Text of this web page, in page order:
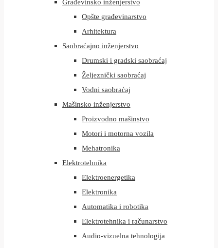
Građevinsko inženjerstvo
Opšte građevinarstvo
Arhitektura
Saobraćajno inženjerstvo
Drumski i gradski saobraćaj
Željeznički saobraćaj
Vodni saobraćaj
Mašinsko inženjerstvo
Proizvodno mašinstvo
Motori i motorna vozila
Mehatronika
Elektrotehnika
Elektroenergetika
Elektronika
Automatika i robotika
Elektrotehnika i računarstvo
Audio-vizuelna tehnologija